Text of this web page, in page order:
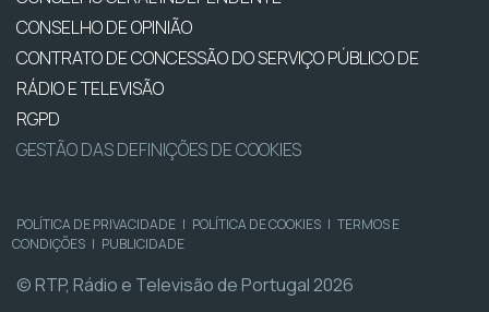
CONSELHO DE OPINIÃO
CONTRATO DE CONCESSÃO DO SERVIÇO PÚBLICO DE
RÁDIO E TELEVISÃO
RGPD
GESTÃO DAS DEFINIÇÕES DE COOKIES
POLÍTICA DE PRIVACIDADE | POLÍTICA DE COOKIES | TERMOS E
CONDIÇÕES | PUBLICIDADE
© RTP, Rádio e Televisão de Portugal 2026